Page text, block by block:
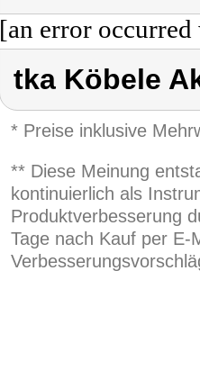
[an error
tka Köbele
* Preise inklusive
** Diese Meinung
kontinuierlich als
Produktverbesserung
Tage nach Kauf per E-